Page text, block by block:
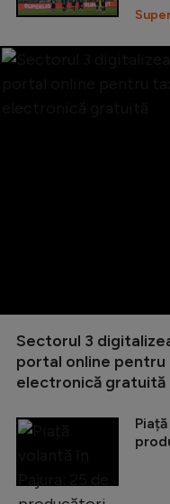
Sectorul 3
portal online pentru
electronică gratuită